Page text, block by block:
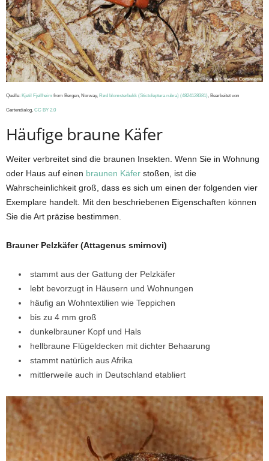
Quelle: Kjetil Fjellheim from Bergen, Norway, Rød blomsterbukk (Stictoleptura rubra) (4824128381) , Bearbeitet von
Gartendialog, CC BY 2.0
Häufige braune Käfer
Weiter verbreitet sind die braunen Insekten. Wenn Sie in Wohnung
oder Haus auf einen braunen Käfer stoßen, ist die
Wahrscheinlichkeit groß, dass es sich um einen der folgenden vier
Exemplare handelt. Mit den beschriebenen Eigenschaften können
Sie die Art präzise bestimmen.
Brauner Pelzkäfer (Attagenus smirnovi)
stammt aus der Gattung der Pelzkäfer
lebt bevorzugt in Häusern und Wohnungen
häufig an Wohntextilien wie Teppichen
bis zu 4 mm groß
dunkelbrauner Kopf und Hals
hellbraune Flügeldecken mit dichter Behaarung
stammt natürlich aus Afrika
mittlerweile auch in Deutschland etabliert